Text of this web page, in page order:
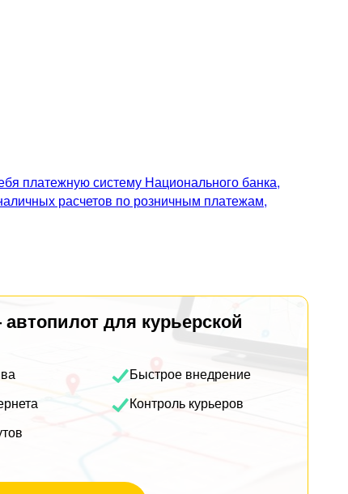
платежную систему Национального банка,
расчетов по розничным платежам,
для курьерской
Быстрое внедрение
Контроль курьеров